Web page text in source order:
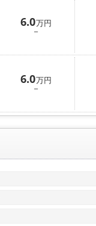
6.0万円
－
6.0万円
－